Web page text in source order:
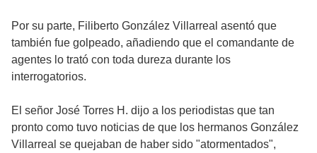
Por su parte, Filiberto González Villarreal asentó que
también fue golpeado, añadiendo que el comandante de
agentes lo trató con toda dureza durante los
interrogatorios.
El señor José Torres H. dijo a los periodistas que tan
pronto como tuvo noticias de que los hermanos González
Villarreal se quejaban de haber sido "atormentados",